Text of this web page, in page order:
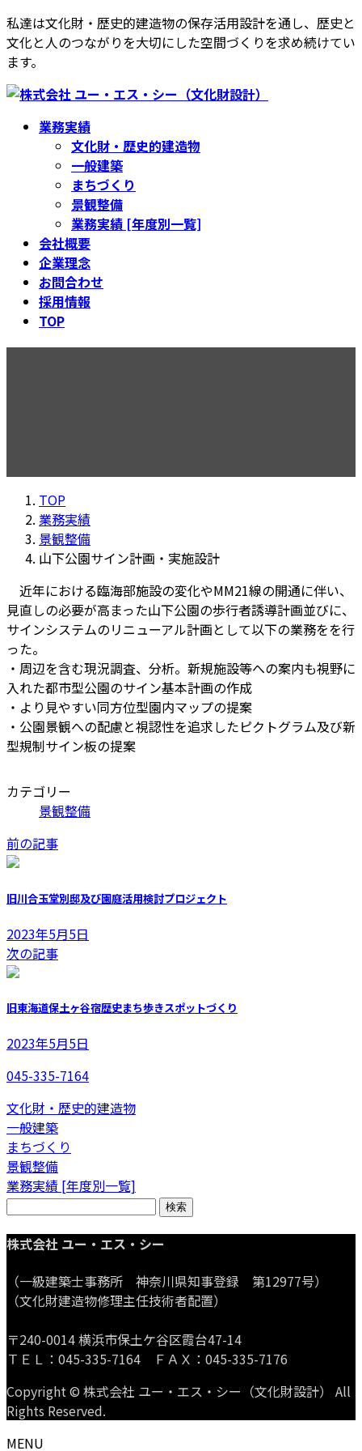
コ
ン
テ
ン
ツ
ナ
ビ
ゲ
ー
シ
私達は文化財・歴史的建造物の保存活用設計を通し、歴史と
文化と人のつながりを大切にした空間づくりを求め続けてい
ます。
業務実績
文化財・歴史的建造物
一般建築
まちづくり
景観整備
業務実績 [年度別一覧]
会社概要
企業理念
お問合わせ
採用情報
TOP
TOP
業務実績
景観整備
山下公園サイン計画・実施設計
近年における臨海部施設の変化やMM21線の開通に伴い、
見直しの必要が高まった山下公園の歩行者誘導計画並びに、
サインシステムのリニューアル計画として以下の業務をを行
った。
・周辺を含む現況調査、分析。新規施設等への案内も視野に
入れた都市型公園のサイン基本計画の作成
・より見やすい同方位型園内マップの提案
・公園景観への配慮と視認性を追求したピクトグラム及び新
型規制サイン板の提案
カテゴリー
景観整備
前の記事
旧川合玉堂別邸及び園庭活用検討プロジェクト
2023年5月5日
次の記事
旧東海道保土ヶ谷宿歴史まち歩きスポットづくり
2023年5月5日
045-335-7164
文化財・歴史的建造物
一般建築
まちづくり
景観整備
業務実績 [年度別一覧]
検
株式会社 ユー・エス・シー
（一級建築士事務所 神奈川県知事登録 第12977号）
（文化財建造物修理主任技術者配置）
〒240-0014 横浜市保土ケ谷区霞台47-14
ＴＥＬ：045-335-7164 ＦＡＸ：045-335-7176
Copyright © 株式会社 ユー・エス・シー（文化財設計） All
Rights Reserved.
MENU